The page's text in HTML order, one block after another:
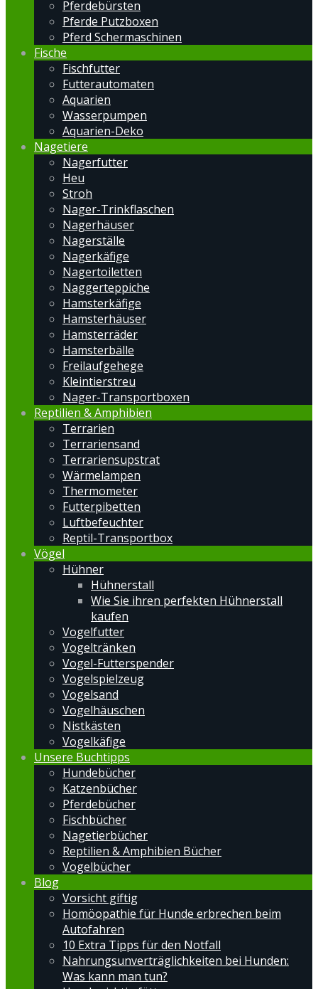
Pferdebürsten
Pferde Putzboxen
Pferd Schermaschinen
Fische
Fischfutter
Futterautomaten
Aquarien
Wasserpumpen
Aquarien-Deko
Nagetiere
Nagerfutter
Heu
Stroh
Nager-Trinkflaschen
Nagerhäuser
Nagerställe
Nagerkäfige
Nagertoiletten
Naggerteppiche
Hamsterkäfige
Hamsterhäuser
Hamsterräder
Hamsterbälle
Freilaufgehege
Kleintierstreu
Nager-Transportboxen
Reptilien & Amphibien
Terrarien
Terrariensand
Terrariensupstrat
Wärmelampen
Thermometer
Futterpibetten
Luftbefeuchter
Reptil-Transportbox
Vögel
Hühner
Hühnerstall
Wie Sie ihren perfekten Hühnerstall
kaufen
Vogelfutter
Vogeltränken
Vogel-Futterspender
Vogelspielzeug
Vogelsand
Vogelhäuschen
Nistkästen
Vogelkäfige
Unsere Buchtipps
Hundebücher
Katzenbücher
Pferdebücher
Fischbücher
Nagetierbücher
Reptilien & Amphibien Bücher
Vogelbücher
Blog
Vorsicht giftig
Homöopathie für Hunde erbrechen beim
Autofahren
10 Extra Tipps für den Notfall
Nahrungsunverträglichkeiten bei Hunden:
Was kann man tun?